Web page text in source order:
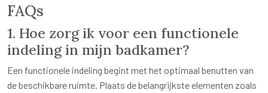
FAQs
1. Hoe zorg ik voor een functionele
indeling in mijn badkamer?
Een functionele indeling begint met het optimaal benutten van
de beschikbare ruimte. Plaats de belangrijkste elementen zoals